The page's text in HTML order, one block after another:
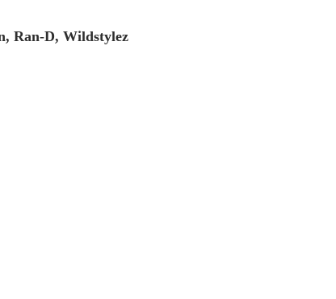
Ran-D, Wildstylez